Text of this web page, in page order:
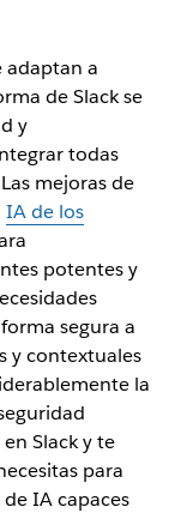
adaptan a
de Slack se
y
todas
mejoras de
IA de los
potentes y
segura a
y contextuales
la
Slack y te
para
IA capaces